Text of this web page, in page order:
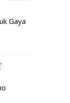
Gaya